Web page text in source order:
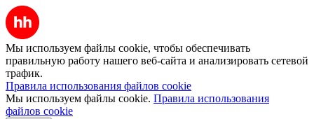
Мы используем файлы cookie, чтобы обеспечивать
правильную работу нашего веб-сайта и анализировать сетевой
трафик.
Правила использования файлов cookie
Мы используем файлы cookie. Правила использования
файлов cookie